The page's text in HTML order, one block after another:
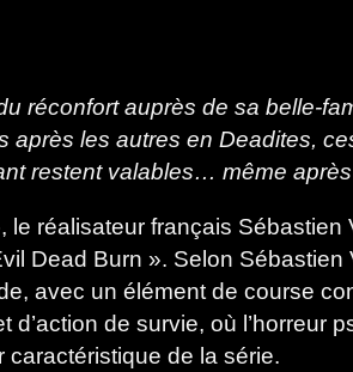
réconfort auprès de sa belle-
après les autres enDeadites,
restent valables… même
réalisateur français
Dead Burn ». Selon
avec un élément de course
d’action de survie, où
caractéristique de la série.